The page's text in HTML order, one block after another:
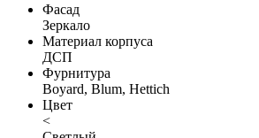
Фасад
Зеркало
Материал корпуса
ДСП
Фурнитура
Boyard, Blum, Hettich
Цвет
<